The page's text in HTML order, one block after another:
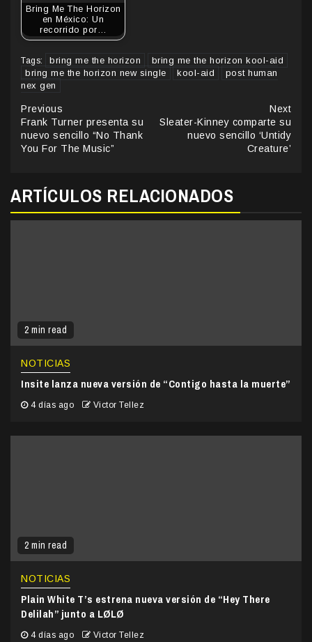
Bring Me The Horizon
en México: Un
recorrido por…
Tags: bring me the horizon
bring me the horizon kool-aid
bring me the horizon new single
kool-aid
post human
nex gen
Continue
Reading
Previous
Frank Turner presenta su
nuevo sencillo “No Thank
You For The Music”
Next
Sleater-Kinney comparte su
nuevo sencillo ‘Untidy
Creature’
ARTÍCULOS RELACIONADOS
2 min read
NOTICIAS
Insite lanza nueva versión de “Contigo hasta la muerte”
4 días ago Victor Tellez
2 min read
NOTICIAS
Plain White T’s estrena nueva versión de “Hey There
Delilah” junto a LØLØ
4 días ago Victor Tellez